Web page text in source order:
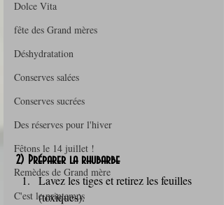
Dolce Vita
fête des Grand mères
Déshydratation
Conserves salées
Conserves sucrées
Des réserves pour l'hiver
Fêtons le 14 juillet !
Remèdes de Grand mère
C'est le printemps
2) Préparer la rhubarbe
Lavez les tiges et retirez les feuilles
(toxiques).